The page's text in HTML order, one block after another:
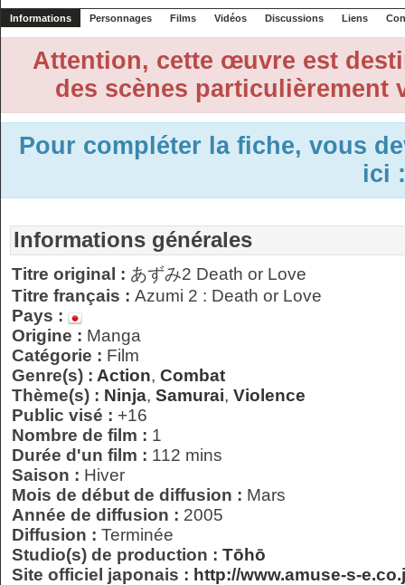
Informations Personnages Films Vidéos Discussions Liens
Attention, cette œuvre est
des scènes particulièrement
Pour compléter la fiche, vous
ici
Informations générales
Titre original : あずみ2 Death or Love
Titre français : Azumi 2 : Death or Love
Pays :
Origine : Manga
Catégorie : Film
Genre(s) : Action, Combat
Thème(s) : Ninja, Samurai, Violence
Public visé : +16
Nombre de film : 1
Durée d'un film : 112 mins
Saison : Hiver
Mois de début de diffusion : Mars
Année de diffusion : 2005
Diffusion : Terminée
Studio(s) de production : Tōhō
Site officiel japonais : http://www.amuse-s-